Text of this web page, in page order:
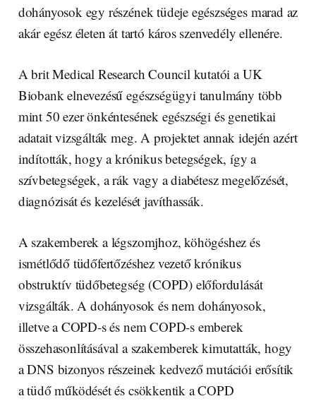
dohányosok egy részének tüdeje egészséges marad az
akár egész életen át tartó káros szenvedély ellenére.
A brit Medical Research Council kutatói a UK
Biobank elnevezésű egészségügyi tanulmány több
mint 50 ezer önkéntesének egészségi és genetikai
adatait vizsgálták meg. A projektet annak idején azért
indították, hogy a krónikus betegségek, így a
szívbetegségek, a rák vagy a diabétesz megelőzését,
diagnózisát és kezelését javíthassák.
A szakemberek a légszomjhoz, köhögéshez és
ismétlődő tüdőfertőzéshez vezető krónikus
obstruktív tüdőbetegség (COPD) előfordulását
vizsgálták. A dohányosok és nem dohányosok,
illetve a COPD-s és nem COPD-s emberek
összehasonlításával a szakemberek kimutatták, hogy
a DNS bizonyos részeinek kedvező mutációi erősítik
a tüdő működését és csökkentik a COPD